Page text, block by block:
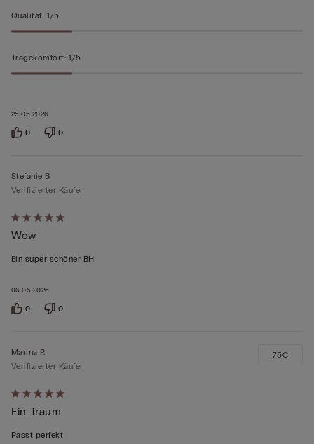
25.05.2026
Qualität: 1/5
Tragekomfort: 1/5
0 0
Mit
5
von
bewertet
06.05.2026
Stefanie B
Verifizierter Käufer
Wow
Ein super schöner BH
0 0
Mit
5
von
Marina R
Verifizierter Käufer
Ein Traum
Passt perfekt
75C